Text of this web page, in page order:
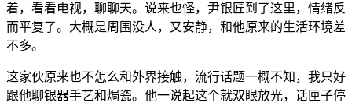
着，看看电视，聊聊天。说来也怪，尹银匠到了这里，情绪反
而平复了。大概是周围没人，又安静，和他原来的生活环境差
不多。
这家伙原来也不怎么和外界接触，流行话题一概不知，我只好
跟他聊银器手艺和焗瓷。他一说起这个就双眼放光，话匣子停